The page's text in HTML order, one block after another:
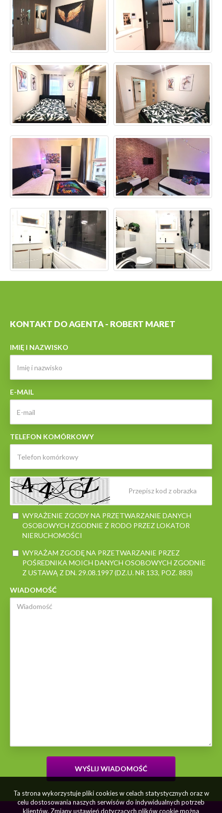
KONTAKT DO AGENTA - ROBERT MARET
IMIĘ I NAZWISKO
E-MAIL
TELEFON KOMÓRKOWY
WYRAŻENIE ZGODY NA PRZETWARZANIE DANYCH
OSOBOWYCH ZGODNIE Z RODO PRZEZ LOKATOR
NIERUCHOMOŚCI
WYRAŻAM ZGODĘ NA PRZETWARZANIE PRZEZ
POŚREDNIKA MOICH DANYCH OSOBOWYCH ZGODNIE
Z USTAWĄ Z DN. 29.08.1997 (DZ.U. NR 133, POZ. 883)
WIADOMOŚĆ
Ta strona wykorzystuje pliki cookies w celach statystycznych oraz w
celu dostosowania naszych serwisów do indywidualnych potrzeb
klientów. Zmiany ustawień dotyczących plików cookie można